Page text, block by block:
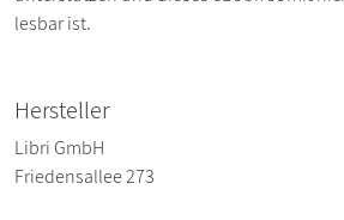
lesbar ist.
Hersteller
Libri GmbH
Friedensallee 273